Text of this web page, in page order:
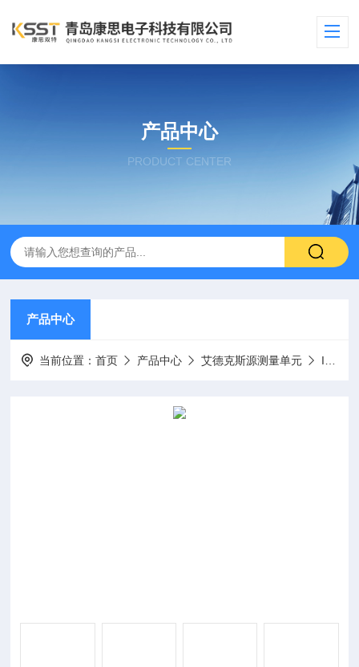
产品中心
PRODUCT CENTER
产品中心
当前位置：首页 产品中心 艾德克斯源测量单元 IT2800系列高精密源测量单元